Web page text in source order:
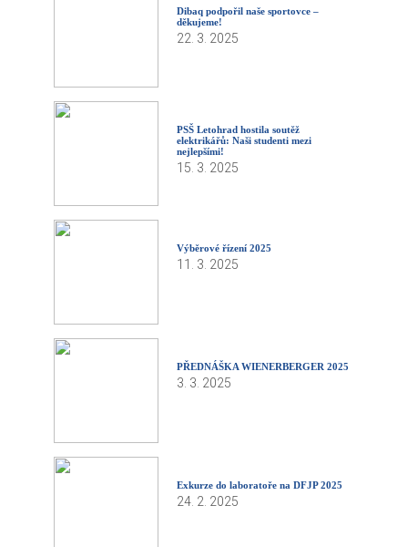
Dibaq podpořil naše sportovce –
děkujeme!
22. 3. 2025
PSŠ Letohrad hostila soutěž
elektrikářů: Naši studenti mezi
nejlepšími!
15. 3. 2025
Výběrové řízení 2025
11. 3. 2025
PŘEDNÁŠKA WIENERBERGER 2025
3. 3. 2025
Exkurze do laboratoře na DFJP 2025
24. 2. 2025